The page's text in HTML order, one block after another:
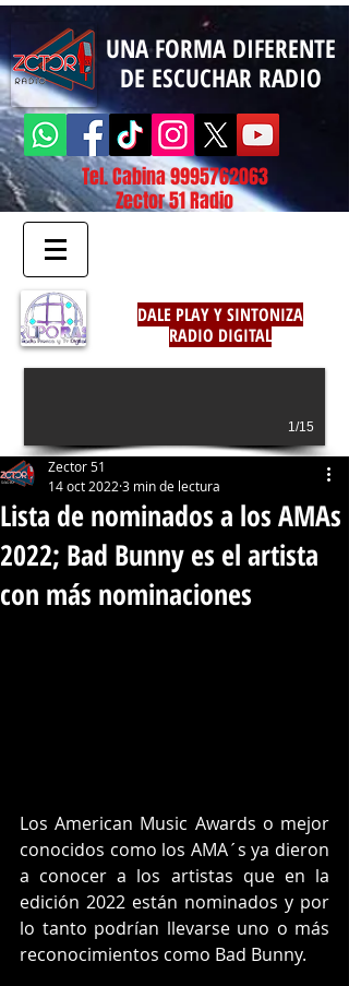
UNA FORMA DIFERENTE
DE ESCUCHAR RADIO
Tel. Cabina9995762063
Zector 51 Radio
DALE PLAY Y SINTONIZA
RADIO DIGITAL
1/15
Lista de nominados a los AMAs
2022; Bad Bunny es el artista
con más nominaciones
Zector 51
14 oct 2022 3 min de lectura
Los American Music Awards o mejor
conocidos como los AMA´s ya dieron
a conocer a los artistas que en la
edición 2022 están nominados y por
lo tanto podrían llevarse uno o más
reconocimientos como Bad Bunny.